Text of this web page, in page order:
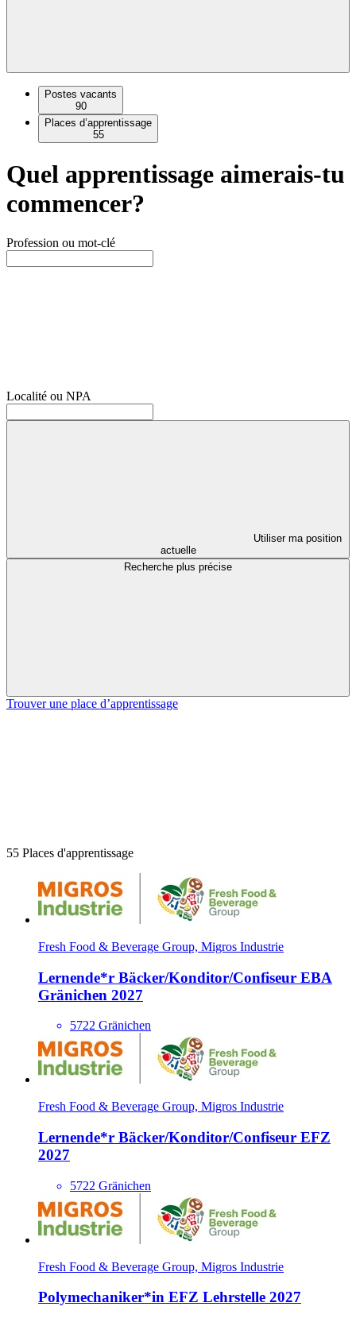
Postes vacants
90
Places d’apprentissage
55
Quel apprentissage aimerais-tu
commencer?
Profession ou mot-clé
Localité ou NPA
Utiliser ma position
actuelle
Trouver une place d’apprentissage
55 Places d'apprentissage
Fresh Food & Beverage Group, Migros Industrie
Lernende*​r Bäcker/​Konditor/​Confiseur EBA
Gränichen 2027
5722 Gränichen
Fresh Food & Beverage Group, Migros Industrie
Lernende*​r Bäcker/​Konditor/​Confiseur EFZ
2027
5722 Gränichen
Fresh Food & Beverage Group, Migros Industrie
Polymechani­ker*​in EFZ Lehrstelle 2027